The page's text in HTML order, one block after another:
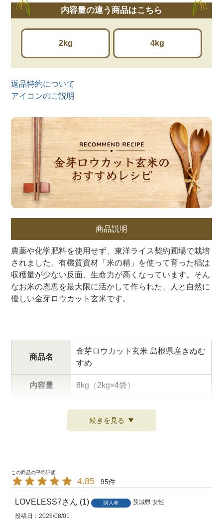
内容量の違う商品はこちら
2kg 4kg
返品特約について
アイコンのご説明
商品説明
農薬や化学肥料を使用せず、東洋ライス契約圃場で栽培
されました。有機質資材「米の精」を使って育った稲は
収穫量が少ない反面、生命力が高くなっています。そん
なお米の恩恵を最大限に活かして作られた、人と自然に
優しい金芽ロウカット玄米です。
商品名
金芽ロウカット玄米 島根県産きぬむ
すめ
内容量 8kg（2kg×4袋）
島根県産きぬむすめ
米袋に記載（調製から未開封で約6
ヶ月）
続きを見る
4.85 95
LOVELESS7 1 購入者 茨城県 女性
投稿日
2026/08/01